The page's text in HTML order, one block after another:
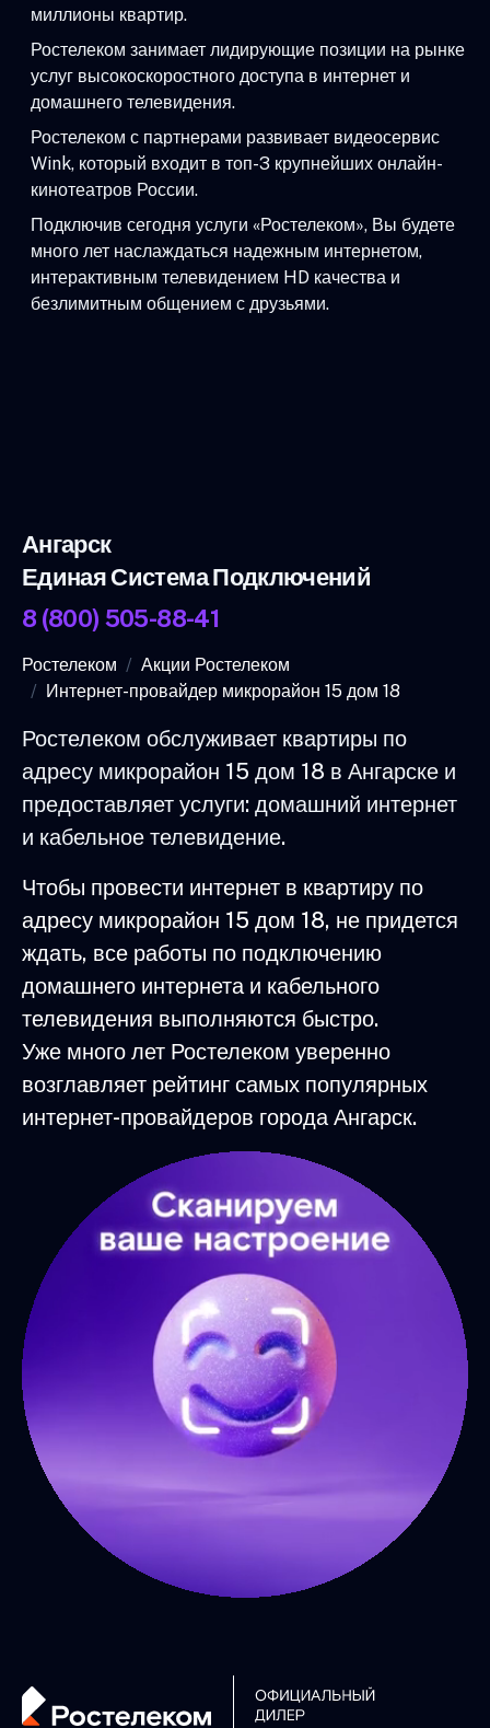
миллионы квартир.
Ростелеком занимает лидирующие позиции на рынке
услуг высокоскоростного доступа в интернет и
домашнего телевидения.
Ростелеком с партнерами развивает видеосервис
Wink, который входит в топ-3 крупнейших онлайн-
кинотеатров России.
Подключив сегодня услуги «Ростелеком», Вы будете
много лет наслаждаться надежным интернетом,
интерактивным телевидением HD качества и
безлимитным общением с друзьями.
Ангарск
Единая Система Подключений
8 (800) 505-88-41
Ростелеком
Акции Ростелеком
Интернет-провайдер микрорайон 15 дом 18
Ростелеком обслуживает квартиры по
адресу микрорайон 15 дом 18 в Ангарске и
предоставляет услуги: домашний интернет
и кабельное телевидение.
Чтобы провести интернет в квартиру по
адресу микрорайон 15 дом 18, не придется
ждать, все работы по подключению
домашнего интернета и кабельного
телевидения выполняются быстро.
Уже много лет Ростелеком уверенно
возглавляет рейтинг самых популярных
интернет-провайдеров города Ангарск.